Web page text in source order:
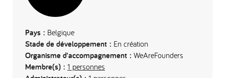
Pays : Belgique
Stade de développement : En création
Organisme d'accompagnement : WeAreFounders
Membre(s) : 1 personnes